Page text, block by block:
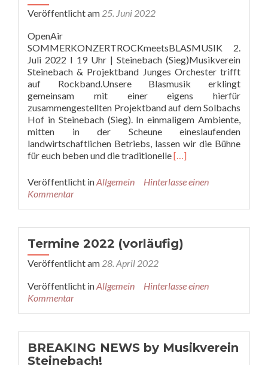
Veröffentlicht am 25. Juni 2022
OpenAir
SOMMERKONZERTROCKmeetsBLASMUSIK 2.
Juli 2022 I 19 Uhr | Steinebach (Sieg)Musikverein
Steinebach & Projektband Junges Orchester trifft
auf Rockband.Unsere Blasmusik erklingt
gemeinsam mit einer eigens hierfür
zusammengestellten Projektband auf dem Solbachs
Hof in Steinebach (Sieg). In einmaligem Ambiente,
mitten in der Scheune eineslaufenden
landwirtschaftlichen Betriebs, lassen wir die Bühne
für euch beben und die traditionelleRead
about
[…]
Veröffentlicht inAllgemein
Hinterlasse einen
Kommentar
Termine 2022 (vorläufig)
Veröffentlicht am 28. April 2022
Veröffentlicht inAllgemein
Hinterlasse einen
Kommentar
BREAKING NEWS by Musikverein
Steinebach!